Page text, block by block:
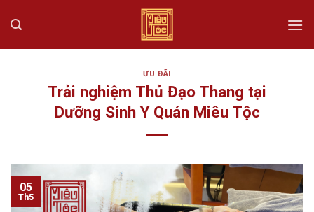
ƯU ĐÃI
Trải nghiệm Thủ Đạo Thang tại
Dưỡng Sinh Y Quán Miêu Tộc
05
Th5